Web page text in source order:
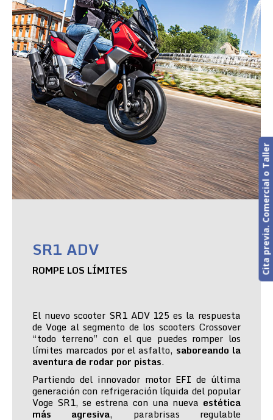
SR1 ADV
ROMPE LOS LÍMITES
El nuevo scooter SR1 ADV 125 es la respuesta
de Voge al segmento de los scooters Crossover
“todo terreno” con el que puedes romper los
límites marcados por el asfalto, saboreando la
aventura de rodar por pistas.
Partiendo del innovador motor EFI de última
generación con refrigeración líquida del popular
Voge SR1, se estrena con una nueva estética
más agresiva, parabrisas regulable
Cita previa. Comercial o Taller